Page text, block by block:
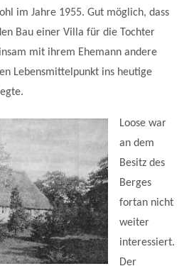
im Jahre 1955. Gut möglich, dass
Bau einer Villa für die Tochter
mit ihrem Ehemann andere
Lebensmittelpunkt ins heutige
Loose war
an dem
Besitz des
Berges
fortan nicht
weiter
interessiert.
Der